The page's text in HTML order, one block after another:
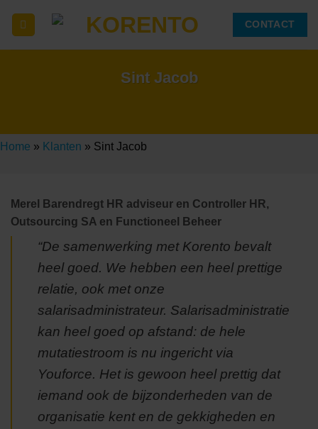
naar
CONTACT
Sint Jacob
Home » Klanten » Sint Jacob
Merel Barendregt HR adviseur en Controller HR,
Outsourcing SA en Functioneel Beheer
“De samenwerking met Korento bevalt
heel goed. We hebben een heel prettige
relatie, ook met onze
salarisadministrateur. Salarisadministratie
kan heel goed op afstand: de hele
mutatiestroom is nu ingericht via
Youforce. Het is gewoon heel prettig dat
iemand ook de bijzonderheden van de
organisatie kent en de gekkigheden en